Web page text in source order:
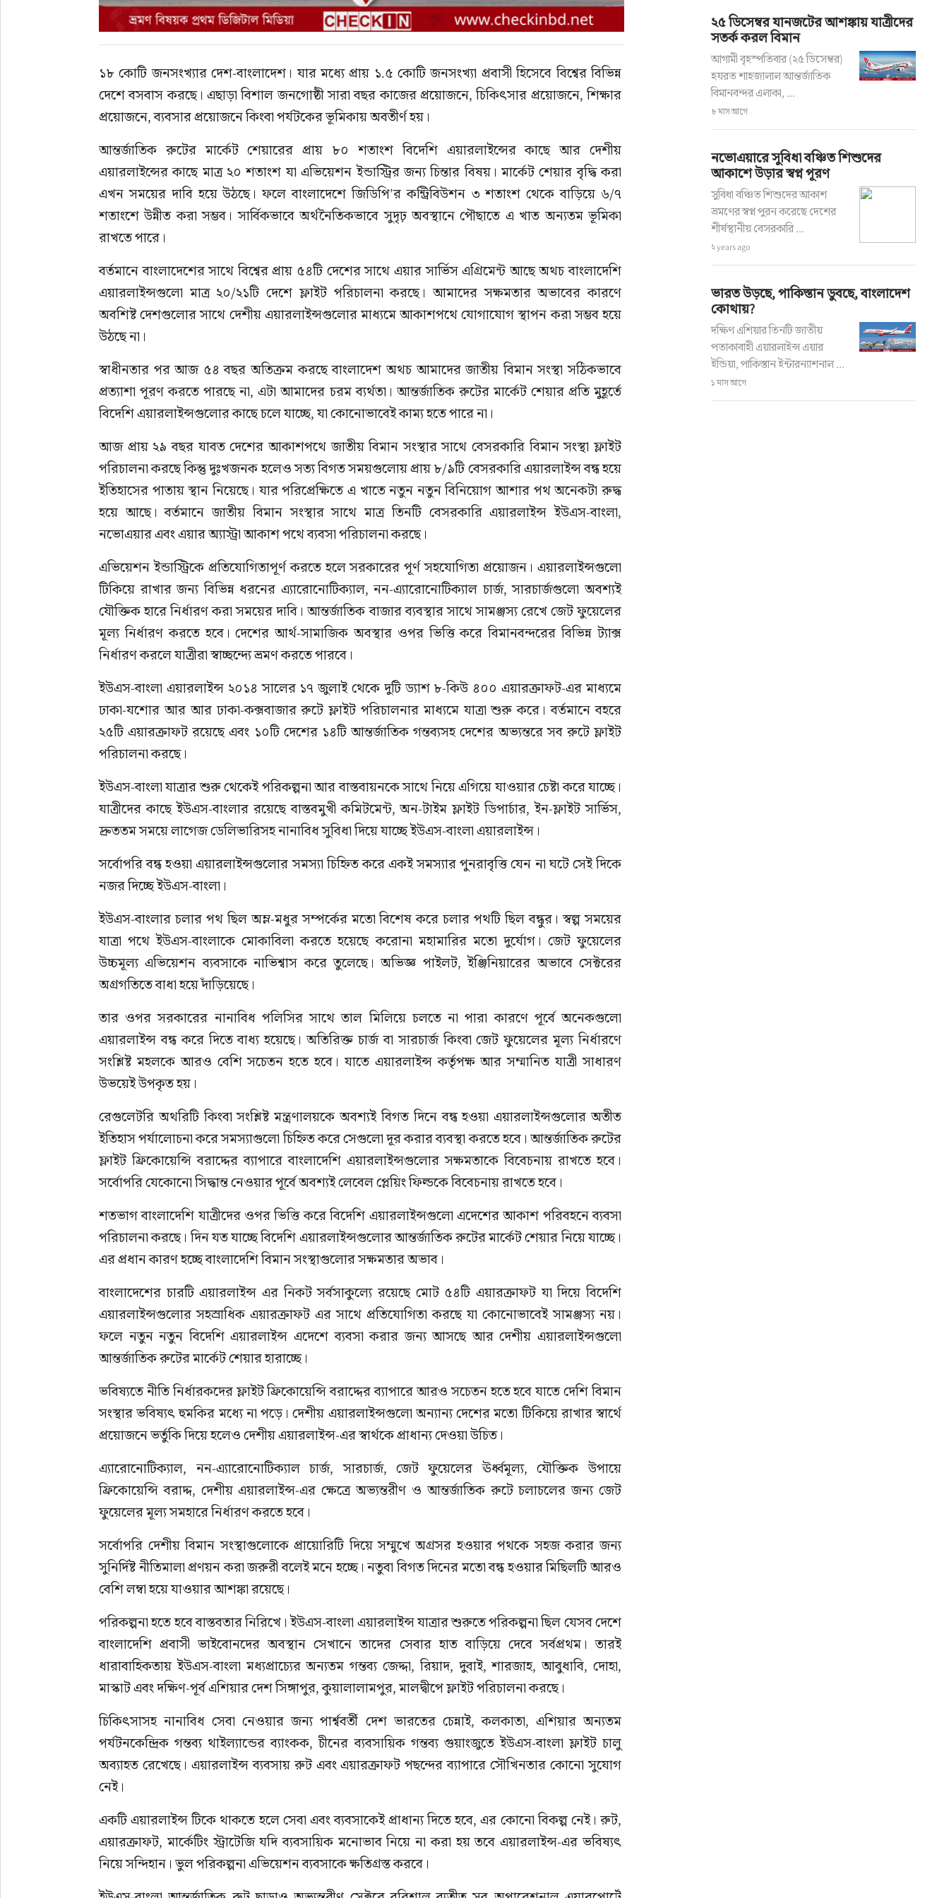
১৮ কোটি জনসংখ্যার দেশ-বাংলাদেশ। যার মধ্যে প্রায় ১.৫ কোটি জনসংখ্যা প্রবাসী হিসেবে বিশ্বের বিভিন্ন
দেশে বসবাস করছে। এছাড়া বিশাল জনগোষ্ঠী সারা বছর কাজের প্রয়োজনে, চিকিৎসার প্রয়োজনে, শিক্ষার
প্রয়োজনে, ব্যবসার প্রয়োজনে কিংবা পর্যটকের ভূমিকায় অবতীর্ণ হয়।
আন্তর্জাতিক রুটের মার্কেট শেয়ারের প্রায় ৮০ শতাংশ বিদেশি এয়ারলাইন্সের কাছে আর দেশীয়
এয়ারলাইন্সের কাছে মাত্র ২০ শতাংশ যা এভিয়েশন ইন্ডাস্ট্রির জন্য চিন্তার বিষয়। মার্কেট শেয়ার বৃদ্ধি করা
এখন সময়ের দাবি হয়ে উঠছে। ফলে বাংলাদেশে জিডিপি’র কন্ট্রিবিউশন ৩ শতাংশ থেকে বাড়িয়ে ৬/৭
শতাংশে উন্নীত করা সম্ভব। সার্বিকভাবে অর্থনৈতিকভাবে সুদৃঢ় অবস্থানে পৌছাতে এ খাত অন্যতম ভূমিকা
রাখতে পারে।
বর্তমানে বাংলাদেশের সাথে বিশ্বের প্রায় ৫৪টি দেশের সাথে এয়ার সার্ভিস এগ্রিমেন্ট আছে অথচ বাংলাদেশি
এয়ারলাইন্সগুলো মাত্র ২০/২১টি দেশে ফ্লাইট পরিচালনা করছে। আমাদের সক্ষমতার অভাবের কারণে
অবশিষ্ট দেশগুলোর সাথে দেশীয় এয়ারলাইন্সগুলোর মাধ্যমে আকাশপথে যোগাযোগ স্থাপন করা সম্ভব হয়ে
উঠছে না।
স্বাধীনতার পর আজ ৫৪ বছর অতিক্রম করছে বাংলাদেশ অথচ আমাদের জাতীয় বিমান সংস্থা সঠিকভাবে
প্রত্যাশা পূরণ করতে পারছে না, এটা আমাদের চরম ব্যর্থতা। আন্তর্জাতিক রুটের মার্কেট শেয়ার প্রতি মুহূর্তে
বিদেশি এয়ারলাইন্সগুলোর কাছে চলে যাচ্ছে, যা কোনোভাবেই কাম্য হতে পারে না।
আজ প্রায় ২৯ বছর যাবত দেশের আকাশপথে জাতীয় বিমান সংস্থার সাথে বেসরকারি বিমান সংস্থা ফ্লাইট
পরিচালনা করছে কিন্তু দুঃখজনক হলেও সত্য বিগত সময়গুলোয় প্রায় ৮/৯টি বেসরকারি এয়ারলাইন্স বন্ধ হয়ে
ইতিহাসের পাতায় স্থান নিয়েছে। যার পরিপ্রেক্ষিতে এ খাতে নতুন নতুন বিনিয়োগ আশার পথ অনেকটা রুদ্ধ
হয়ে আছে। বর্তমানে জাতীয় বিমান সংস্থার সাথে মাত্র তিনটি বেসরকারি এয়ারলাইন্স ইউএস-বাংলা,
নভোএয়ার এবং এয়ার অ্যাস্ট্রা আকাশ পথে ব্যবসা পরিচালনা করছে।
এভিয়েশন ইন্ডাস্ট্রিকে প্রতিযোগিতাপূর্ণ করতে হলে সরকারের পূর্ণ সহযোগিতা প্রয়োজন। এয়ারলাইন্সগুলো
টিকিয়ে রাখার জন্য বিভিন্ন ধরনের এ্যারোনোটিক্যাল, নন-এ্যারোনোটিক্যাল চার্জ, সারচার্জগুলো অবশ্যই
যৌক্তিক হারে নির্ধারণ করা সময়ের দাবি। আন্তর্জাতিক বাজার ব্যবস্থার সাথে সামঞ্জস্য রেখে জেট ফুয়েলের
মূল্য নির্ধারণ করতে হবে। দেশের আর্থ-সামাজিক অবস্থার ওপর ভিত্তি করে বিমানবন্দরের বিভিন্ন ট্যাক্স
নির্ধারণ করলে যাত্রীরা স্বাচ্ছন্দ্যে ভ্রমণ করতে পারবে।
ইউএস-বাংলা এয়ারলাইন্স ২০১৪ সালের ১৭ জুলাই থেকে দুটি ড্যাশ ৮-কিউ ৪০০ এয়ারক্রাফট-এর মাধ্যমে
ঢাকা-যশোর আর আর ঢাকা-কক্সবাজার রুটে ফ্লাইট পরিচালনার মাধ্যমে যাত্রা শুরু করে। বর্তমানে বহরে
২৫টি এয়ারক্রাফট রয়েছে এবং ১০টি দেশের ১৪টি আন্তর্জাতিক গন্তব্যসহ দেশের অভ্যন্তরে সব রুটে ফ্লাইট
পরিচালনা করছে।
ইউএস-বাংলা যাত্রার শুরু থেকেই পরিকল্পনা আর বাস্তবায়নকে সাথে নিয়ে এগিয়ে যাওয়ার চেষ্টা করে যাচ্ছে।
যাত্রীদের কাছে ইউএস-বাংলার রয়েছে বাস্তবমুখী কমিটমেন্ট, অন-টাইম ফ্লাইট ডিপার্চার, ইন-ফ্লাইট সার্ভিস,
দ্রুততম সময়ে লাগেজ ডেলিভারিসহ নানাবিধ সুবিধা দিয়ে যাচ্ছে ইউএস-বাংলা এয়ারলাইন্স।
সর্বোপরি বন্ধ হওয়া এয়ারলাইন্সগুলোর সমস্যা চিহ্নিত করে একই সমস্যার পুনরাবৃত্তি যেন না ঘটে সেই দিকে
নজর দিচ্ছে ইউএস-বাংলা।
ইউএস-বাংলার চলার পথ ছিল অম্ল-মধুর সম্পর্কের মতো বিশেষ করে চলার পথটি ছিল বন্ধুর। স্বল্প সময়ের
যাত্রা পথে ইউএস-বাংলাকে মোকাবিলা করতে হয়েছে করোনা মহামারির মতো দুর্যোগ। জেট ফুয়েলের
উচ্চমূল্য এভিয়েশন ব্যবসাকে নাভিশ্বাস করে তুলেছে। অভিজ্ঞ পাইলট, ইঞ্জিনিয়ারের অভাবে সেক্টরের
অগ্রগতিতে বাধা হয়ে দাঁড়িয়েছে।
তার ওপর সরকারের নানাবিধ পলিসির সাথে তাল মিলিয়ে চলতে না পারা কারণে পূর্বে অনেকগুলো
এয়ারলাইন্স বন্ধ করে দিতে বাধ্য হয়েছে। অতিরিক্ত চার্জ বা সারচার্জ কিংবা জেট ফুয়েলের মূল্য নির্ধারণে
সংশ্লিষ্ট মহলকে আরও বেশি সচেতন হতে হবে। যাতে এয়ারলাইন্স কর্তৃপক্ষ আর সম্মানিত যাত্রী সাধারণ
উভয়েই উপকৃত হয়।
রেগুলেটরি অথরিটি কিংবা সংশ্লিষ্ট মন্ত্রণালয়কে অবশ্যই বিগত দিনে বন্ধ হওয়া এয়ারলাইন্সগুলোর অতীত
ইতিহাস পর্যালোচনা করে সমস্যাগুলো চিহ্নিত করে সেগুলো দূর করার ব্যবস্থা করতে হবে। আন্তর্জাতিক রুটের
ফ্লাইট ফ্রিকোয়েন্সি বরাদ্দের ব্যাপারে বাংলাদেশি এয়ারলাইন্সগুলোর সক্ষমতাকে বিবেচনায় রাখতে হবে।
সর্বোপরি যেকোনো সিদ্ধান্ত নেওয়ার পূর্বে অবশ্যই লেবেল প্লেয়িং ফিল্ডকে বিবেচনায় রাখতে হবে।
শতভাগ বাংলাদেশি যাত্রীদের ওপর ভিত্তি করে বিদেশি এয়ারলাইন্সগুলো এদেশের আকাশ পরিবহনে ব্যবসা
পরিচালনা করছে। দিন যত যাচ্ছে বিদেশি এয়ারলাইন্সগুলোর আন্তর্জাতিক রুটের মার্কেট শেয়ার নিয়ে যাচ্ছে।
এর প্রধান কারণ হচ্ছে বাংলাদেশি বিমান সংস্থাগুলোর সক্ষমতার অভাব।
বাংলাদেশের চারটি এয়ারলাইন্স এর নিকট সর্বসাকুল্যে রয়েছে মোট ৫৪টি এয়ারক্রাফট যা দিয়ে বিদেশি
এয়ারলাইন্সগুলোর সহস্রাধিক এয়ারক্রাফট এর সাথে প্রতিযোগিতা করছে যা কোনোভাবেই সামঞ্জস্য নয়।
ফলে নতুন নতুন বিদেশি এয়ারলাইন্স এদেশে ব্যবসা করার জন্য আসছে আর দেশীয় এয়ারলাইন্সগুলো
আন্তর্জাতিক রুটের মার্কেট শেয়ার হারাচ্ছে।
ভবিষ্যতে নীতি নির্ধারকদের ফ্লাইট ফ্রিকোয়েন্সি বরাদ্দের ব্যাপারে আরও সচেতন হতে হবে যাতে দেশি বিমান
সংস্থার ভবিষ্যৎ হুমকির মধ্যে না পড়ে। দেশীয় এয়ারলাইন্সগুলো অন্যান্য দেশের মতো টিকিয়ে রাখার স্বার্থে
প্রয়োজনে ভর্তুকি দিয়ে হলেও দেশীয় এয়ারলাইন্স-এর স্বার্থকে প্রাধান্য দেওয়া উচিত।
এ্যারোনোটিক্যাল, নন-এ্যারোনোটিক্যাল চার্জ, সারচার্জ, জেট ফুয়েলের ঊর্ধ্বমূল্য, যৌক্তিক উপায়ে
ফ্রিকোয়েন্সি বরাদ্দ, দেশীয় এয়ারলাইন্স-এর ক্ষেত্রে অভ্যন্তরীণ ও আন্তর্জাতিক রুটে চলাচলের জন্য জেট
ফুয়েলের মূল্য সমহারে নির্ধারণ করতে হবে।
সর্বোপরি দেশীয় বিমান সংস্থাগুলোকে প্রায়োরিটি দিয়ে সম্মুখে অগ্রসর হওয়ার পথকে সহজ করার জন্য
সুনির্দিষ্ট নীতিমালা প্রণয়ন করা জরুরী বলেই মনে হচ্ছে। নতুবা বিগত দিনের মতো বন্ধ হওয়ার মিছিলটি আরও
বেশি লম্বা হয়ে যাওয়ার আশঙ্কা রয়েছে।
পরিকল্পনা হতে হবে বাস্তবতার নিরিখে। ইউএস-বাংলা এয়ারলাইন্স যাত্রার শুরুতে পরিকল্পনা ছিল যেসব দেশে
বাংলাদেশি প্রবাসী ভাইবোনদের অবস্থান সেখানে তাদের সেবার হাত বাড়িয়ে দেবে সর্বপ্রথম। তারই
ধারাবাহিকতায় ইউএস-বাংলা মধ্যপ্রাচ্যের অন্যতম গন্তব্য জেদ্দা, রিয়াদ, দুবাই, শারজাহ, আবুধাবি, দোহা,
মাস্কাট এবং দক্ষিণ-পূর্ব এশিয়ার দেশ সিঙ্গাপুর, কুয়ালালামপুর, মালদ্বীপে ফ্লাইট পরিচালনা করছে।
চিকিৎসাসহ নানাবিধ সেবা নেওয়ার জন্য পার্শ্ববর্তী দেশ ভারতের চেন্নাই, কলকাতা, এশিয়ার অন্যতম
পর্যটনকেন্দ্রিক গন্তব্য থাইল্যান্ডের ব্যাংকক, চীনের ব্যবসায়িক গন্তব্য গুয়াংজুতে ইউএস-বাংলা ফ্লাইট চালু
অব্যাহত রেখেছে। এয়ারলাইন্স ব্যবসায় রুট এবং এয়ারক্রাফট পছন্দের ব্যাপারে সৌখিনতার কোনো সুযোগ
নেই।
একটি এয়ারলাইন্স টিকে থাকতে হলে সেবা এবং ব্যবসাকেই প্রাধান্য দিতে হবে, এর কোনো বিকল্প নেই। রুট,
এয়ারক্রাফট, মার্কেটিং স্ট্রাটেজি যদি ব্যবসায়িক মনোভাব নিয়ে না করা হয় তবে এয়ারলাইন্স-এর ভবিষ্যৎ
নিয়ে সন্দিহান। ভুল পরিকল্পনা এভিয়েশন ব্যবসাকে ক্ষতিগ্রস্ত করবে।
২৫ ডিসেম্বর যানজটের আশঙ্কায় যাত্রীদের
সতর্ক করল বিমান
আগামী বৃহস্পতিবার (২৫ ডিসেম্বর)
হযরত শাহজালাল আন্তর্জাতিক
বিমানবন্দর এলাকা, ...
৮ মাস আগে
নভোএয়ারে সুবিধা বঞ্চিত শিশুদের
আকাশে উড়ার স্বপ্ন পূরণ
সুবিধা বঞ্চিত শিশুদের আকাশ
ভ্রমণের স্বপ্ন পুরন করেছে দেশের
শীর্ষস্থানীয় বেসরকারি ...
২ years ago
ভারত উড়ছে, পাকিস্তান ডুবছে, বাংলাদেশ
কোথায়?
দক্ষিণ এশিয়ার তিনটি জাতীয়
পতাকাবাহী এয়ারলাইন্স এয়ার
ইন্ডিয়া, পাকিস্তান ইন্টারন্যাশনাল ...
১ মাস আগে